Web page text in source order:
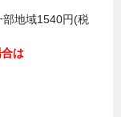
地域1540円(税
は